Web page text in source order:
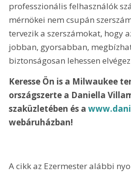
professzionális felhasználók
mérnökei nem csupán
tervezik a szerszámokat, hogy
jobban, gyorsabban,
biztonságosan lehessen
Keresse Ön is a Milwaukee
országszerte a Daniella
szaküzletében és a
webáruházban!
A cikk az Ezermester alábbi